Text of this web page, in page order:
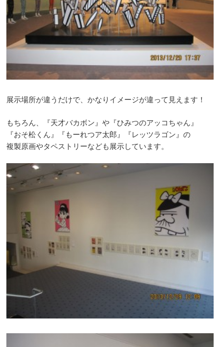
展示場所が違うだけで、かなりイメージが違って見えます！
もちろん、『天才バカボン』や『ひみつのアッコちゃん』
『おそ松くん』『もーれつア太郎』『レッツラゴン』の
複製原画やタペストリーなども展示しています。